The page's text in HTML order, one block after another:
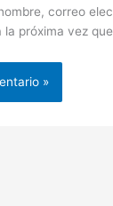
correo
la próxima vez